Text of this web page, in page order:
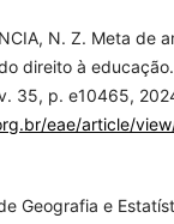
N. Z. Meta de
direito à
35, p. e10465,
eae/article/
Geografia e